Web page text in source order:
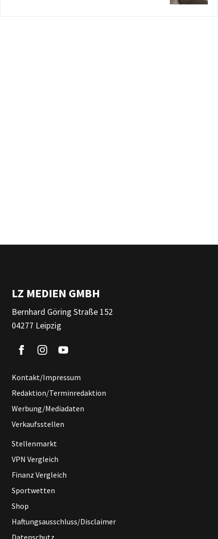
LZ MEDIEN GMBH
Bernhard Göring Straße 152
04277 Leipzig
Kontakt/Impressum
Redaktion/Terminredaktion
Werbung/Mediadaten
Verkaufsstellen
Stellenmarkt
VPN Vergleich
Finanz Vergleich
Sportwetten
Shop
Haftungsausschluss/Disclaimer
Datenschutz